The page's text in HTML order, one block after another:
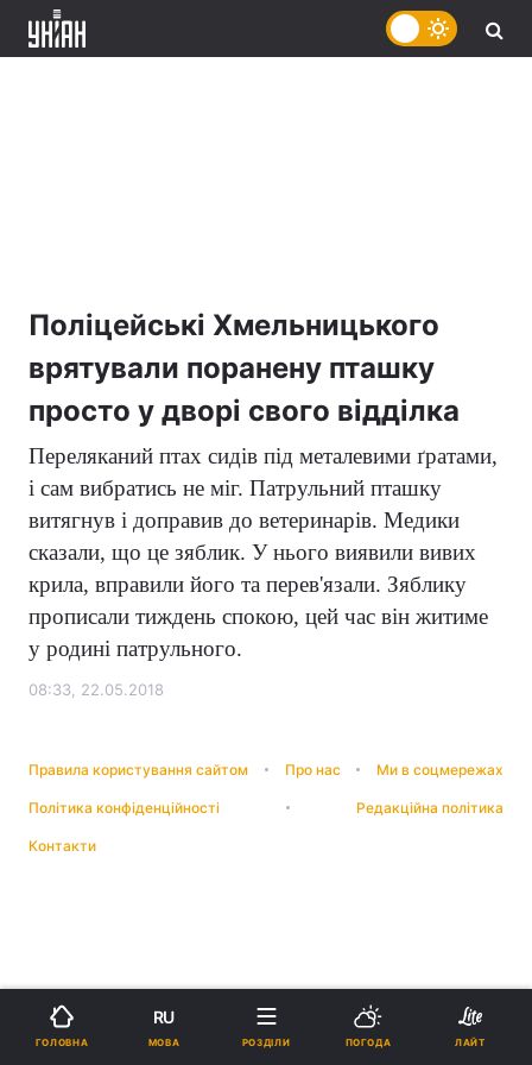
Поліцейські Хмельницького
врятували поранену пташку
просто у дворі свого відділка
Переляканий птах сидів під металевими ґратами,
і сам вибратись не міг. Патрульний пташку
витягнув і доправив до ветеринарів. Медики
сказали, що це зяблик. У нього виявили вивих
крила, вправили його та перев'язали. Зяблику
прописали тиждень спокою, цей час він житиме
у родині патрульного.
08:33, 22.05.2018
Правила користування сайтом Про нас Ми в соцмережах
Політика конфіденційності Редакційна політика
Контакти
ГОЛОВНА
RU
МОВА РОЗДІЛИ ПОГОДА ЛАЙТ